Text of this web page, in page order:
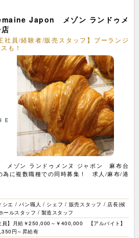
Japon メゾン ランドゥメ
社員/経験者/販売スタッフ】ブーランジ
も！
メゾン ランドゥメンヌ ジャポン 麻布台
に複数職種での同時募集！ 求人/麻布/港
シエ / パン職人 / シェフ / 販売スタッフ / 店長(候
ールスタッフ / 製造スタッフ
員】月給￥250,000～￥400,000 【アルバイト】
円～昇給有